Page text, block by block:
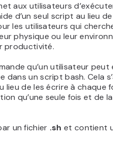
aux utilisateurs
d’un seul script au lieu
les utilisateurs qui
physique ou leur
productivité.
qu’un utilisateur
dans un script bash. Cela
lieu de les écrire à chaque
qu’une seule fois et de
un fichier .shet contient